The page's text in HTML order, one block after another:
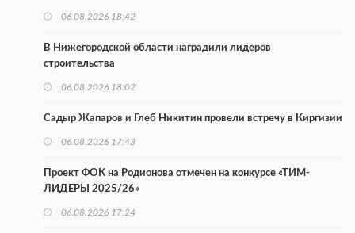
06.08.2026 18:42
В Нижегородской области наградили лидеров
строительства
06.08.2026 18:02
Садыр Жапаров и Глеб Никитин провели встречу в Киргизии
06.08.2026 17:43
Проект ФОК на Родионова отмечен на конкурсе «ТИМ-
ЛИДЕРЫ 2025/26»
06.08.2026 17:24